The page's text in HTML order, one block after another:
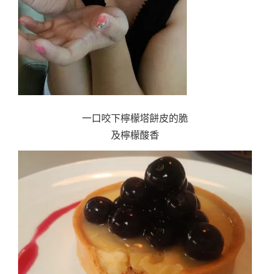
一口咬下檸檬塔餅皮的脆
及檸檬酸香